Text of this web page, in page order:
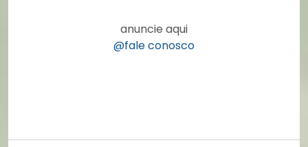
anuncie aqui
@fale conosco